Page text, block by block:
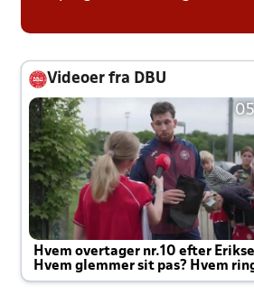
Videoer fra DBU
Hvem overtager nr.10 efter
Hvem glemmer sit pas? Hvem
Joachim altid til efter kampe?